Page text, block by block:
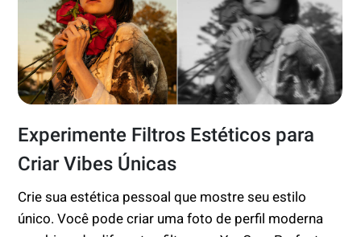
Experimente Filtros Estéticos para
Criar Vibes Únicas
Crie sua estética pessoal que mostre seu estilo
único. Você pode criar uma foto de perfil moderna